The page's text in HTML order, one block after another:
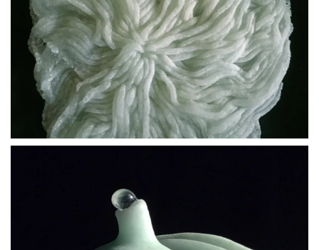
BLÄDDRA I GALLERI
BLÄDDRA I GALLERI